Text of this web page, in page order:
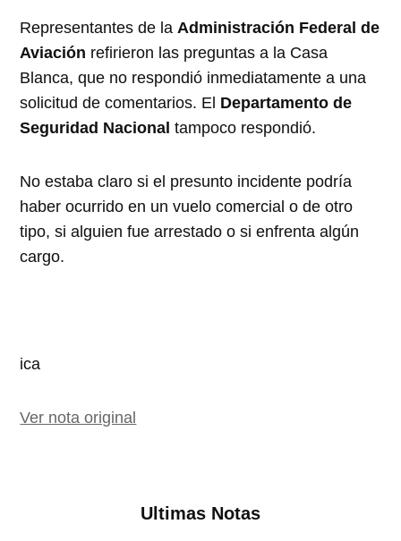
Representantes de laAdministración Federal de
Aviación refirieron las preguntas a la Casa
Blanca, que no respondió inmediatamente a una
solicitud de comentarios. El Departamento de
Seguridad Nacional tampoco respondió.
No estaba claro si el presunto incidente podría
haber ocurrido en un vuelo comercial o de otro
tipo, si alguien fue arrestado o si enfrenta algún
cargo.
ica
Ver nota original
Ultimas Notas